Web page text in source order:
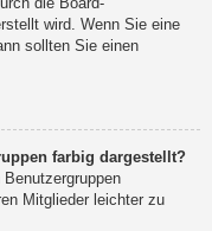
wird. Wenn Sie eine
sollten Sie einen
farbig dargestellt?
Mitglieder leichter zu